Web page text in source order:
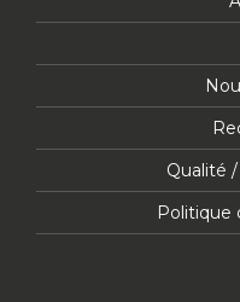
Qualité
Politique